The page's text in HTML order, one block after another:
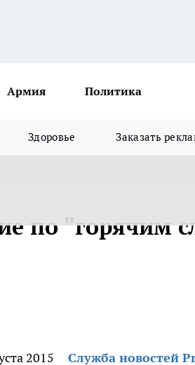
Армия Политика
Здоровье Заказать
по "горячим
2015
Служба новостей